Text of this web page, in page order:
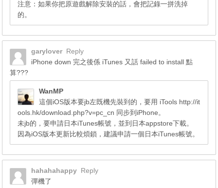
注意：如果你把原遊戲解除安裝的話，會把記錄一拼洗掉
的。
garylover Reply
iPhone down 完之後係 iTunes 又話 failed to install 點
算???
WanMP
這個iOS版本要jb左既機先裝到的，要用 iTools http://it
ools.hk/download.php?v=pc_cn 同步到iPhone。
未jb的，要申請日本iTunes帳號，並到日本appstore下載。
因為iOS版本更新比較煩鎖，建議申請一個日本iTunes帳號。
hahahahappy Reply
彈機了